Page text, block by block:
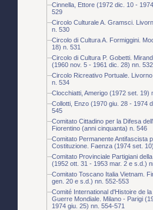
Cinnella, Ettore (1972 dic. 10 -
529
Circolo Culturale A. Gramsci.
n. 530
Circolo di Cultura A. Formiggini.
18) n. 531
Circolo di Cultura P. Gobetti.
(1960 nov. 5 - 1961 dic. 28) nn.
Circolo Ricreativo Portuale.
n. 534
Clocchiatti, Amerigo (1972 set. 19)
Collotti, Enzo (1970 giu. 28 - 1974
545
Comitato Cittadino per la Difesa
Fiorentino (anni cinquanta) n. 546
Comitato Permanente Antifascista
Costituzione. Faenza (1974 set.
Comitato Provinciale Partigiani
(1952 ott. 31 - 1953 mar. 2 e s.d.)
Comitato Toscano Italia Vietnam.
gen. 20 e s.d.) nn. 552-553
Comité International d'Histoire de
Guerre Mondiale. Milano - Parigi
1974 giu. 25) nn. 554-571